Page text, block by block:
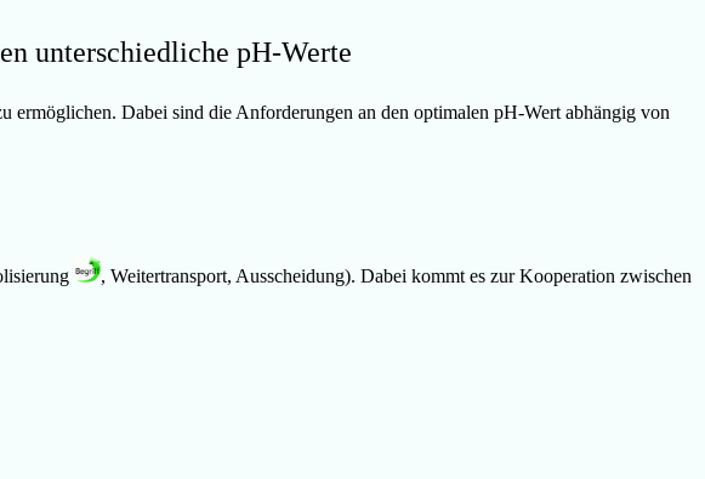
unterschiedliche pH-Werte
Dabei sind die Anforderungen an den optimalen pH-Wert abhängig von
, Weitertransport, Ausscheidung). Dabei kommt es zur Kooperation zwischen